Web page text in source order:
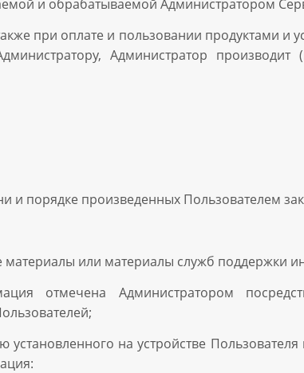
и обрабатываемой Администратором
при оплате и пользовании продуктами и
Администратор производит
и порядке произведенных Пользователем
или материалы служб поддержки
отмечена Администратором
на устройстве